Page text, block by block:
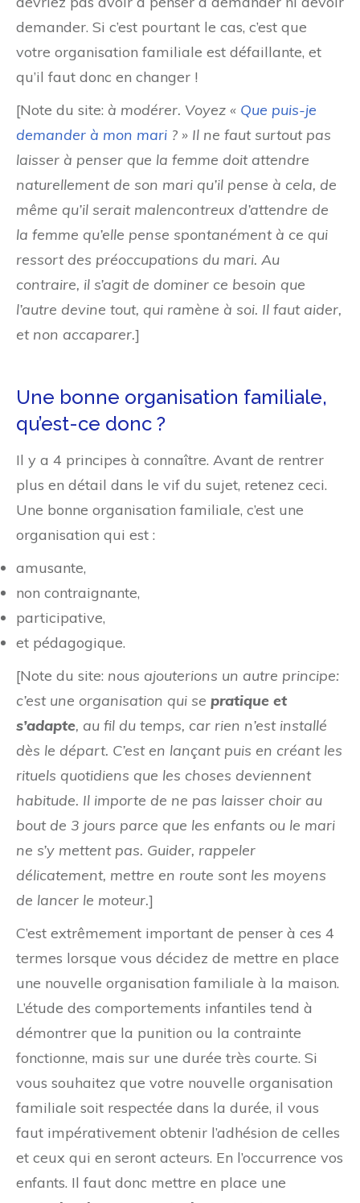
demander. Si c’est pourtant le cas, c’est que
votre organisation familiale est défaillante, et
qu’il faut donc en changer !
[Note du site: à modérer. Voyez « Que puis-je
demander à mon mari ? » Il ne faut surtout pas
laisser à penser que la femme doit attendre
naturellement de son mari qu’il pense à cela, de
même qu’il serait malencontreux d’attendre de
la femme qu’elle pense spontanément à ce qui
ressort des préoccupations du mari. Au
contraire, il s’agit de dominer ce besoin que
l’autre devine tout, qui ramène à soi. Il faut aider,
et non accaparer.]
Une bonne organisation familiale,
qu’est-ce donc ?
Il y a 4 principes à connaître. Avant de rentrer
plus en détail dans le vif du sujet, retenez ceci.
Une bonne organisation familiale, c’est une
organisation qui est :
amusante,
non contraignante,
participative,
et pédagogique.
[Note du site: nous ajouterions un autre principe:
c’est une organisation qui se pratique et
s’adapte, au fil du temps, car rien n’est installé
dès le départ. C’est en lançant puis en créant les
rituels quotidiens que les choses deviennent
habitude. Il importe de ne pas laisser choir au
bout de 3 jours parce que les enfants ou le mari
ne s’y mettent pas. Guider, rappeler
délicatement, mettre en route sont les moyens
de lancer le moteur.]
C’est extrêmement important de penser à ces 4
termes lorsque vous décidez de mettre en place
une nouvelle organisation familiale à la maison.
L’étude des comportements infantiles tend à
démontrer que la punition ou la contrainte
fonctionne, mais sur une durée très courte. Si
vous souhaitez que votre nouvelle organisation
familiale soit respectée dans la durée, il vous
faut impérativement obtenir l’adhésion de celles
et ceux qui en seront acteurs. En l’occurrence vos
enfants. Il faut donc mettre en place une